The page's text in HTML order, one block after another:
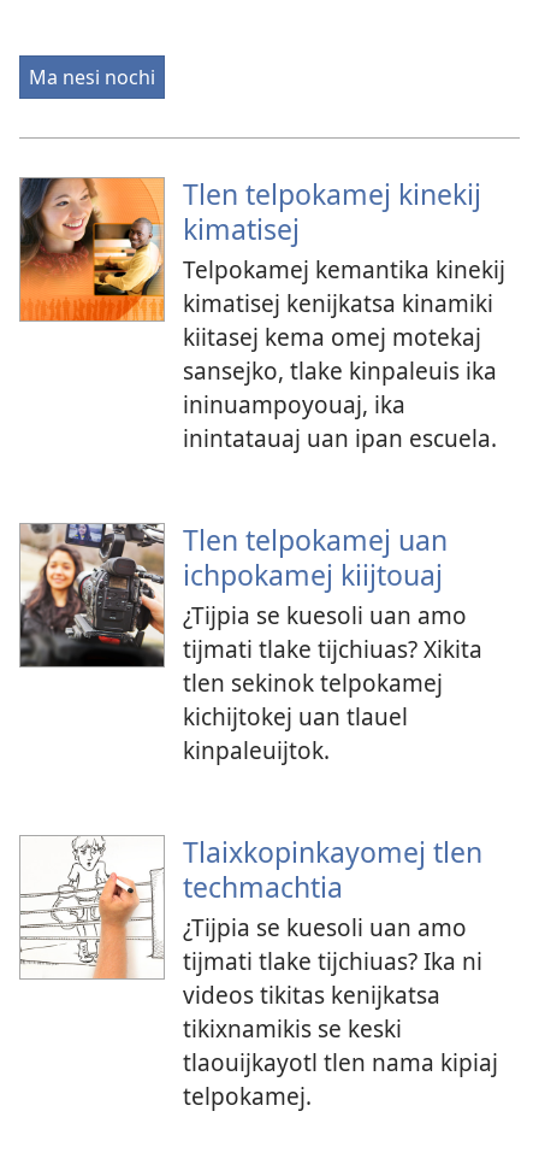
Ma nesi nochi
Tlen telpokamej kinekij
kimatisej
Telpokamej kemantika kinekij
kimatisej kenijkatsa kinamiki
kiitasej kema omej motekaj
sansejko, tlake kinpaleuis ika
ininuampoyouaj, ika
inintatauaj uan ipan escuela.
Tlen telpokamej uan
ichpokamej kiijtouaj
¿Tijpia se kuesoli uan amo
tijmati tlake tijchiuas? Xikita
tlen sekinok telpokamej
kichijtokej uan tlauel
kinpaleuijtok.
Tlaixkopinkayomej tlen
techmachtia
¿Tijpia se kuesoli uan amo
tijmati tlake tijchiuas? Ika ni
videos tikitas kenijkatsa
tikixnamikis se keski
tlaouijkayotl tlen nama kipiaj
telpokamej.